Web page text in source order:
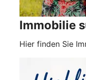
Immobilie
Hier finden Sie